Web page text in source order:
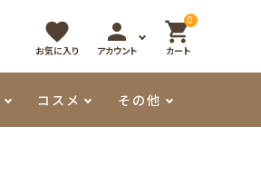
favorite
お気に入り
person
アカウント
0
shopping_cart
カート
コスメ その他